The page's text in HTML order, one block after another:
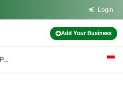
Login
Add Your Business
SINAR KANOPI - KANOPI PREMIUM SERANG CILEGON